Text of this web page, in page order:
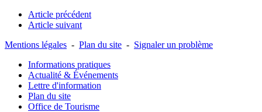
Article précédent
Article suivant
Mentions légales - Plan du site - Signaler un problème
Informations pratiques
Actualité & Événements
Lettre d'information
Plan du site
Office de Tourisme